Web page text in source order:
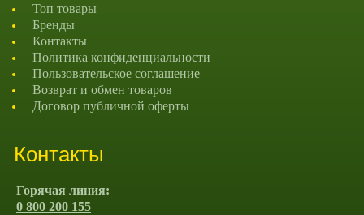
Топ товары
Бренды
Контакты
Политика конфиденциальности
Пользовательское соглашение
Возврат и обмен товаров
Договор публичной оферты
Контакты
Горячая линия:
0 800 200 155